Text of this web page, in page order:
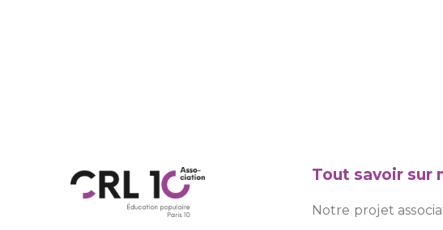
Tout savoir sur
Notre projet